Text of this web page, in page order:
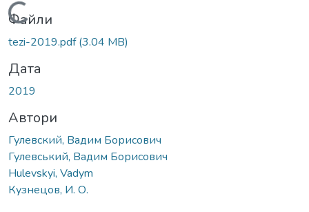
Вантажиться...
Файли
tezi-2019.pdf(3.04 MB)
Дата
2019
Автори
Гулевский, Вадим Борисович
Гулевський, Вадим Борисович
Hulevskyi, Vadym
Кузнецов, И. О.